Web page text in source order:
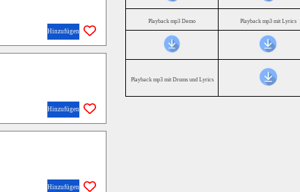
Hinzufügen
Hinzufügen
Hinzufügen
Playback mp3 Demo Playback mp3 mit Lyrics
Playback mp3 mit Drums und Lyrics